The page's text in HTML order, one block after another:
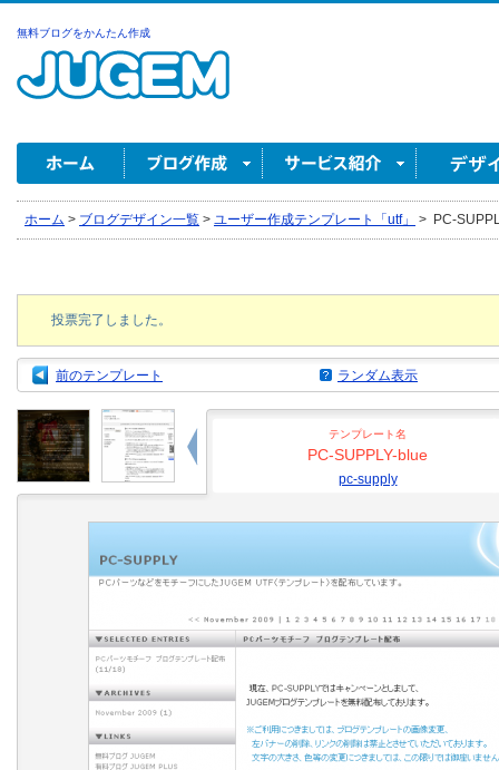
無料ブログをかんたん作成
ホーム > ブログデザイン一覧 > ユーザー作成テンプレート「utf」 > PC-
投票完了しました。
前のテンプレート ランダム表示
テンプレート名
PC-SUPPLY-blue
pc-supply